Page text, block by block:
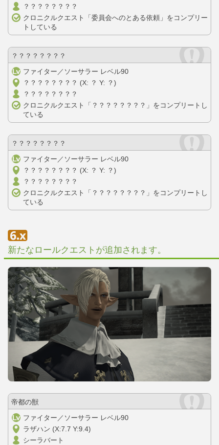
？？？？？？？？
クロニクルクエスト「委員会へのとある依頼」をコンプリー
トしている
？？？？？？？？
ファイター／ソーサラー レベル90
？？？？？？？？ (X: ？ Y: ？)
？？？？？？？？
クロニクルクエスト「？？？？？？？？」をコンプリートし
ている
？？？？？？？？
ファイター／ソーサラー レベル90
？？？？？？？？ (X: ？ Y: ？)
？？？？？？？？
クロニクルクエスト「？？？？？？？？」をコンプリートし
ている
新たなロールクエストが追加されます。
帝都の獣
ファイター／ソーサラー レベル90
ラザハン (X:7.7 Y:9.4)
シーラバート